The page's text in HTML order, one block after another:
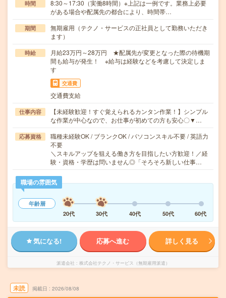
時間
8:30～17:30（実働8時間）※上記は一例です。業務上必要
がある場合や配属先の都合により、時間帯…
期間
無期雇用（テクノ・サービスの正社員として勤務いただき
ます）
時給
月給23万円～28万円 ★配属先が変更となった際の待機期
間も給与が発生！ ※給与は経験などを考慮して決定しま
す
交通費
交通費支給
仕事内容
【未経験歓迎！すぐ覚えられるカンタン作業！】シンプル
な作業が中心なので、お仕事が初めての方も安心〇▼…
応募資格
職種未経験OK / ブランクOK / パソコンスキル不要 / 英語力
不要
＼スキルアップを狙える働き方を目指したい方歓迎！／経
験・資格・学歴は問いません◎「そろそろ新しい仕事…
職場の雰囲気
年齢層
20代
30代 40代 50代 60代
気になる! 応募へ進む 詳しく見る
派遣会社 株式会社テクノ・サービス（無期雇用派遣）
未読 掲載日 2026/08/08